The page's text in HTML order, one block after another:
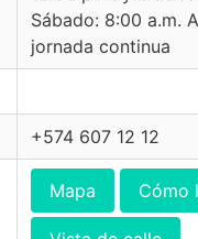
Sábado: 8:00 a.m.
jornada continua
+574 607 12 12
Mapa Cómo